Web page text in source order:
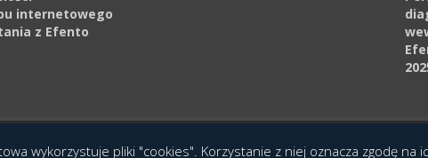
internetowego
z Efento
All rights reserved. Projekt i wykonanieAgencja Interaktywna Epoka (e-poka.com).
wykorzystuje pliki "cookies". Korzystanie z niej oznacza zgodę na